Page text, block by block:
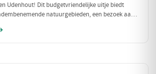
Udenhout! Dit budgetvriendelijke uitje biedt
natuurgebieden, een bezoek aan
dag vol avontuur zonder je portemonnee te